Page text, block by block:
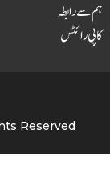
ہم سے رابطہ
کاپی رائٹس
Reserved